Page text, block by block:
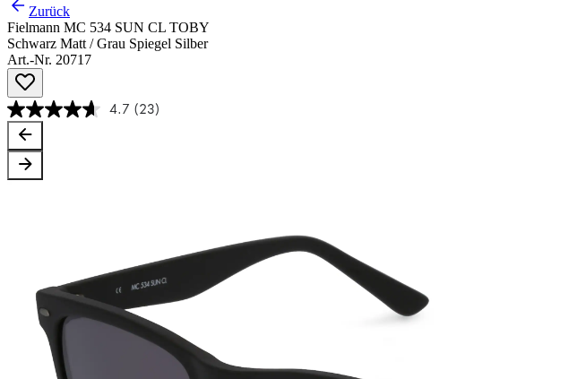
Zurück
Fielmann MC 534 SUN CL TOBY
Schwarz Matt / Grau Spiegel Silber
Art.-Nr. 20717
4.7 (23)